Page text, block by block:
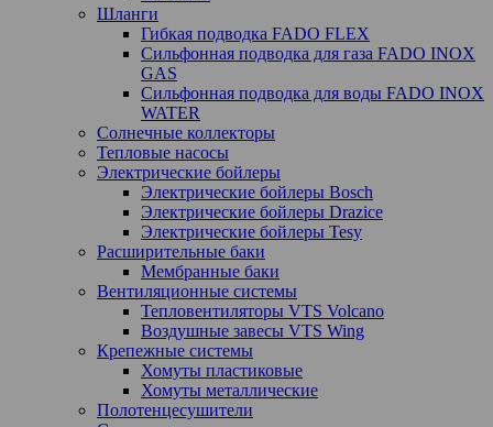
Шланги
Гибкая подводка FADO FLEX
Сильфонная подводка для газа FADO INOX
GAS
Сильфонная подводка для воды FADO INOX
WATER
Солнечные коллекторы
Тепловые насосы
Электрические бойлеры
Электрические бойлеры Bosch
Электрические бойлеры Drazice
Электрические бойлеры Tesy
Расширительные баки
Мембранные баки
Вентиляционные системы
Тепловентиляторы VTS Volcano
Воздушные завесы VTS Wing
Крепежные системы
Хомуты пластиковые
Хомуты металлические
Полотенцесушители